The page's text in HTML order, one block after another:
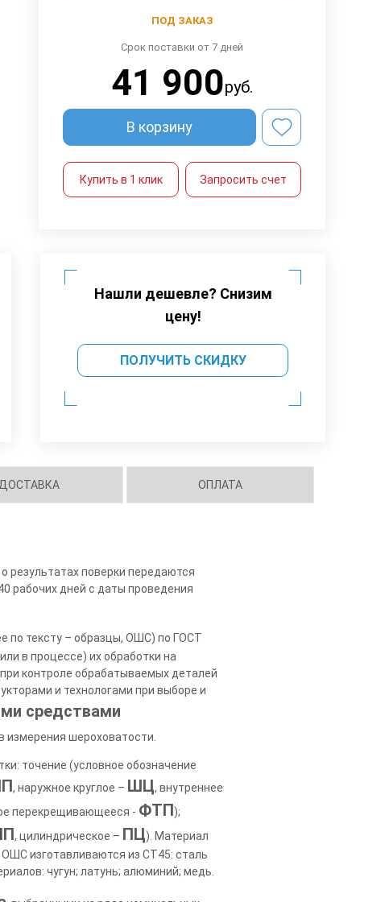
ПОД ЗАКАЗ
Срок поставки от 7 дней
41 900руб.
В корзину
Купить в 1 клик Запросить счет
Нашли дешевле? Снизим
цену!
ПОЛУЧИТЬ СКИДКУ
ДОСТАВКА ОПЛАТА
результатах поверки передаются
рабочих дней с даты проведения
по тексту – образцы, ОШС) по ГОСТ
в процессе) их обработки на
контроле обрабатываемых деталей
и технологами при выборе и
средствами
измерения шероховатости.
точение (условное обозначение
, наружное круглое – ШЦ, внутреннее
перекрещивающееся - ФТП);
, цилиндрическое – ПЦ). Материал
изготавливаются из СТ45: сталь
чугун; латунь; алюминий; медь.